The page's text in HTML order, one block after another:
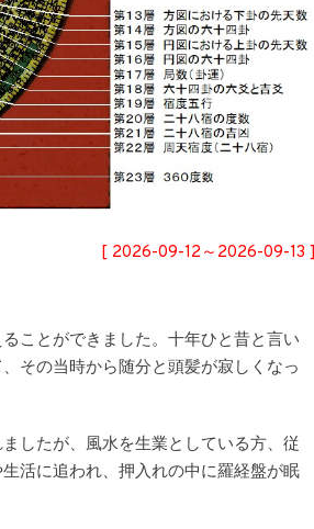
[ 2026-09-12～2026-09-13 ]
ことができました。十年ひと昔と言い
その当時から随分と頭髪が寂しくなっ
したが、風水を生業としている方、従
活に追われ、押入れの中に羅経盤が眠